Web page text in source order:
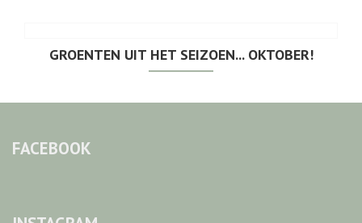
GROENTEN UIT HET SEIZOEN... OKTOBER!
FACEBOOK